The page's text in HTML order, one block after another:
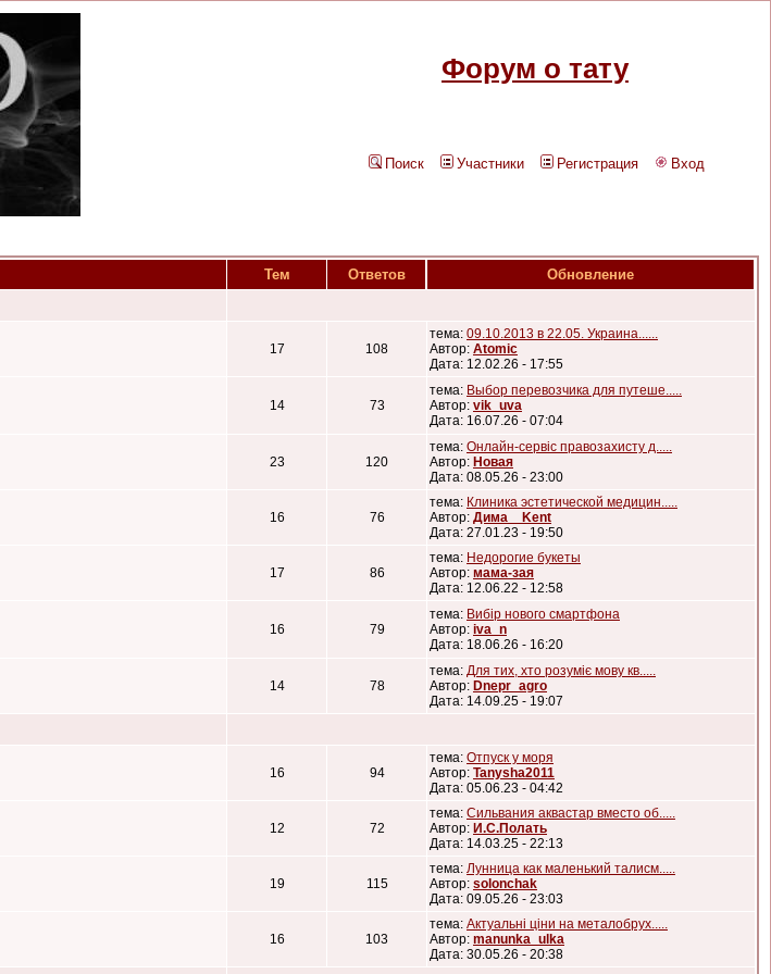
Форум о тату
Поиск Участники Регистрация Вход
Тем Ответов Обновление
17 108
тема: 09.10.2013 в 22.05. Украина......
Автор: Atomic
Дата: 12.02.26 - 17:55
14 73
тема: Выбор перевозчика для путеше.....
Автор: vik_uva
Дата: 16.07.26 - 07:04
23 120
тема: Онлайн-сервіс правозахисту д.....
Автор: Новая
Дата: 08.05.26 - 23:00
16 76
тема: Клиника эстетической медицин.....
Автор: Дима _ Kent
Дата: 27.01.23 - 19:50
17 86
тема: Недорогие букеты
Автор: мама-зая
Дата: 12.06.22 - 12:58
16 79
тема: Вибір нового смартфона
Автор: iva_n
Дата: 18.06.26 - 16:20
14 78
тема: Для тих, хто розуміє мову кв.....
Автор: Dnepr_agro
Дата: 14.09.25 - 19:07
16 94
тема: Отпуск у моря
Автор: Tanysha2011
Дата: 05.06.23 - 04:42
12 72
тема: Сильвания аквастар вместо об.....
Автор: И.С.Полать
Дата: 14.03.25 - 22:13
19 115
тема: Лунница как маленький талисм.....
Автор: solonchak
Дата: 09.05.26 - 23:03
16 103
тема: Актуальні ціни на металобрух.....
Автор: manunka_ulka
Дата: 30.05.26 - 20:38